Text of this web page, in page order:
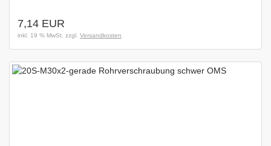
7,14 EUR
inkl. 19 % MwSt. zzgl. Versandkosten